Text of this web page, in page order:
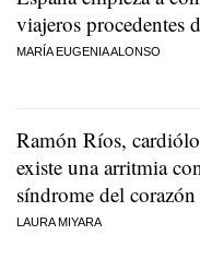
viajeros procedentes
MARÍA EUGENIA ALONSO
Ramón Ríos,
existe una arritmia
síndrome del
LAURA MIYARA